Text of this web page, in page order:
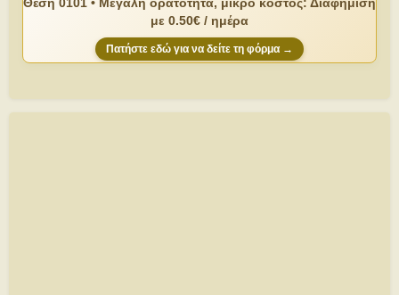
Θέση 0101 • Μεγάλη ορατότητα, μικρό κόστος: Διαφήμιση
με 0.50€ / ημέρα
Πατήστε εδώ για να δείτε τη φόρμα →